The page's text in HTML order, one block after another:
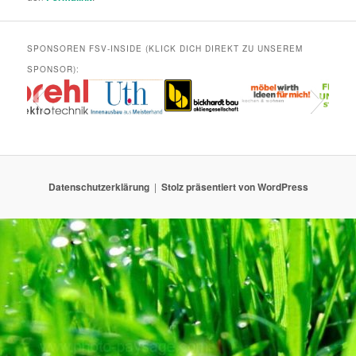
SPONSOREN FSV-INSIDE (KLICK DICH DIREKT ZU UNSEREM
SPONSOR):
Datenschutzerklärung Stolz präsentiert von WordPress